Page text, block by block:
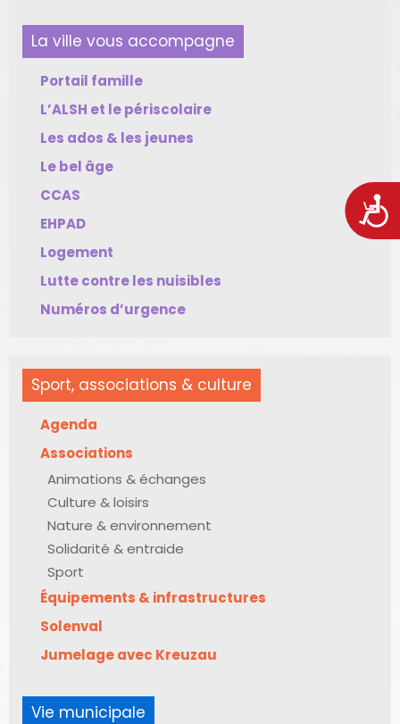
La ville vous accompagne
Portail famille
L’ALSH et le périscolaire
Les ados & les jeunes
Le bel âge
CCAS
EHPAD
Logement
Lutte contre les nuisibles
Numéros d’urgence
Sport, associations & culture
Agenda
Associations
Animations & échanges
Culture & loisirs
Nature & environnement
Solidarité & entraide
Sport
Équipements & infrastructures
Solenval
Jumelage avec Kreuzau
Vie municipale